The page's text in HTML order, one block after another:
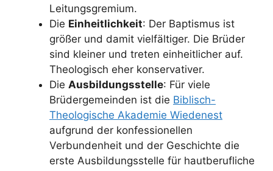
Leitungsgremium.
Die Einheitlichkeit: Der Baptismus ist
größer und damit vielfältiger. Die Brüder
sind kleiner und treten einheitlicher auf.
Theologisch eher konservativer.
Die Ausbildungsstelle: Für viele
Brüdergemeinden ist die Biblisch-
Theologische Akademie Wiedenest
aufgrund der konfessionellen
Verbundenheit und der Geschichte die
erste Ausbildungsstelle für hautberufliche